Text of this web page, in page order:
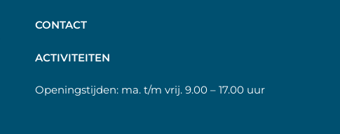
CONTACT
ACTIVITEITEN
Openingstijden: ma. t/m vrij. 9.00 – 17.00 uur